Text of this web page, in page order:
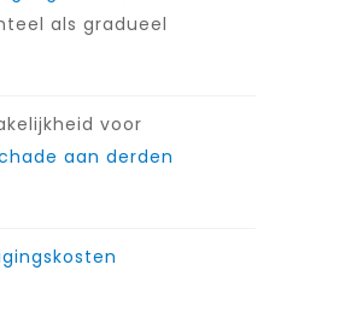
als gradueel
voor
aan derden